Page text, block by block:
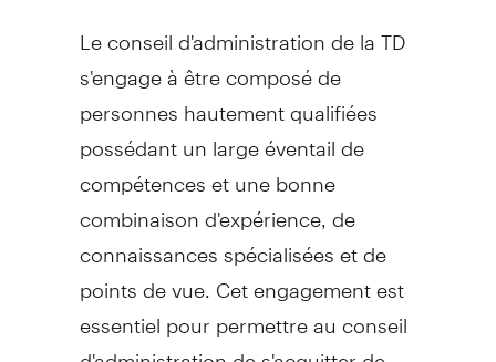
Le conseil d'administration de la TD
s'engage à être composé de
personnes hautement qualifiées
possédant un large éventail de
compétences et une bonne
combinaison d'expérience, de
connaissances spécialisées et de
points de vue. Cet engagement est
essentiel pour permettre au conseil
d'administration de s'acquitter de